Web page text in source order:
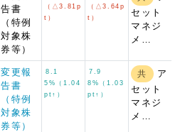
告書
（特例
対象株
券等）
（△3.81p
t）
（△3.64p
t）
セット
マネジ
メ…
変更報
告書
（特例
対象株
券等）
8.1
5%（1.04
pt↑）
7.9
8%（1.03
pt↑）
共
ア
セット
マネジ
メ…